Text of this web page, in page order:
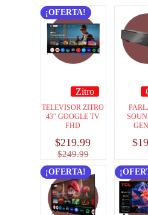
¡OFERTA!
Zitro
TELEVISOR ZITRO
43″ GOOGLE TV
FHD
$249.99
$219.99 $
¡OFERTA!